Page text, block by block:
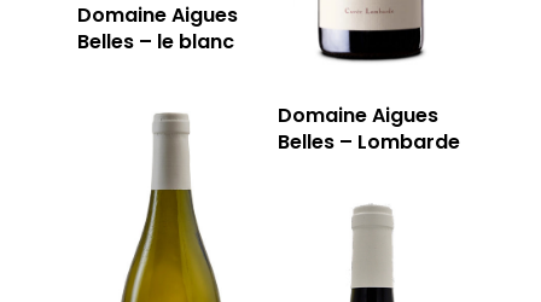
Domaine Aigues
Belles – le blanc
Domaine Aigues
Belles – Lombarde